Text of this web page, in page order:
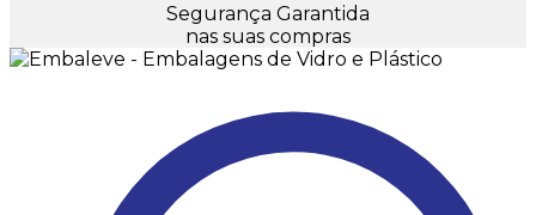
Segurança Garantida
nas suas compras